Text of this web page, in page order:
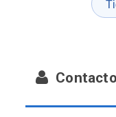
Contacto